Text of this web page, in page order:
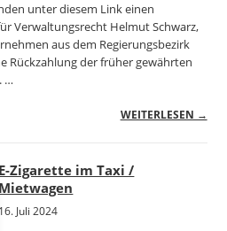
unter diesem Link einen
Verwaltungsrecht Helmut Schwarz,
aus dem Regierungsbezirk
Rückzahlung der früher gewährten
…
WEITERLESEN →
E-Zigarette im Taxi /
Mietwagen
16. Juli 2024